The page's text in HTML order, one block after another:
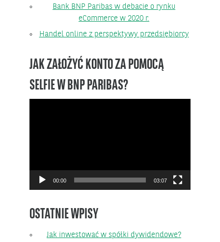
Bank BNP Paribas w debacie o rynku
eCommerce w 2020 r.
Handel online z perspektywy przedsiębiorcy
JAK ZAŁOŻYĆ KONTO ZA POMOCĄ
SELFIE W BNP PARIBAS?
00:00 03:07
OSTATNIE WPISY
Jak inwestować w spółki dywidendowe?